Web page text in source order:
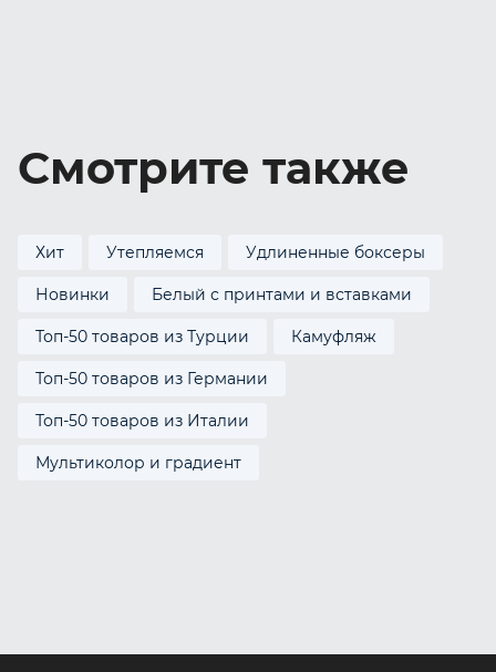
Смотрите также
Хит Утепляемся Удлиненные боксеры
Новинки Белый с принтами и вставками
Топ-50 товаров из Турции Камуфляж
Топ-50 товаров из Германии
Топ-50 товаров из Италии
Мультиколор и градиент